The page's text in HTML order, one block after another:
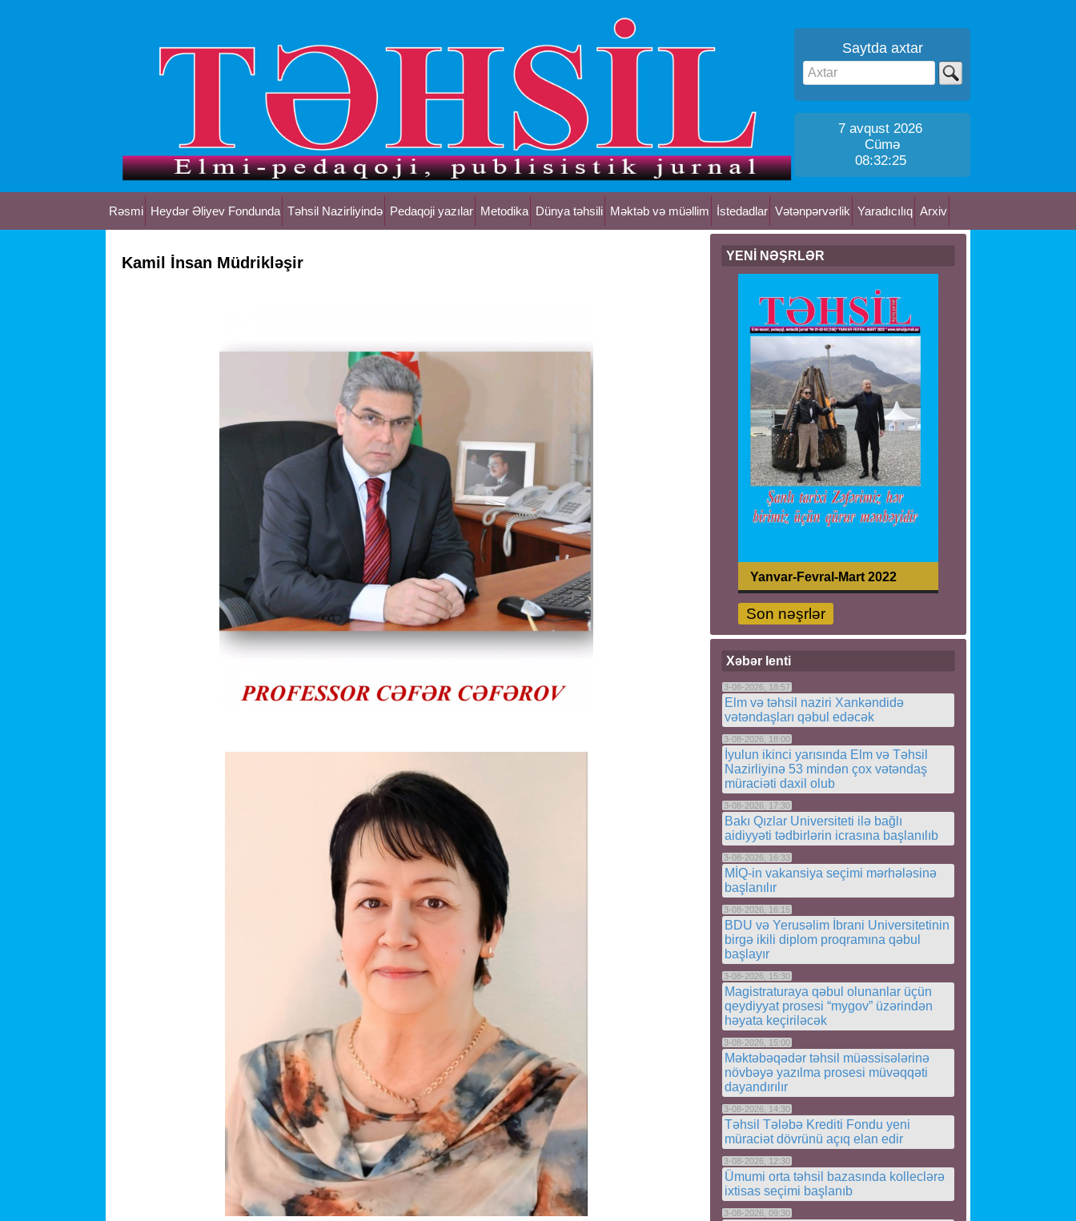
Saytda axtar
7 avqust 2026
Cümə
08:32:26
Rəsmi Heydər Əliyev Fondunda Təhsil Nazirliyində Pedaqoji yazılar Metodika Dünya təhsili Məktəb və müəllim İstedadlar Vətənpərvərlik Yaradıcılıq Arxiv
Kamil İnsan Müdrikləşir YENİ NƏŞRLƏR
Yanvar-Fevral-Mart 2022
Son nəşrlər
Xəbər lenti
3-08-2026, 18:57
Elm və təhsil naziri Xankəndidə
vətəndaşları qəbul edəcək
3-08-2026, 18:00
İyulun ikinci yarısında Elm və Təhsil
Nazirliyinə 53 mindən çox vətəndaş
müraciəti daxil olub
3-08-2026, 17:30
Bakı Qızlar Universiteti ilə bağlı
aidiyyəti tədbirlərin icrasına başlanılıb
3-08-2026, 16:33
MİQ-in vakansiya seçimi mərhələsinə
başlanılır
3-08-2026, 16:15
BDU və Yerusəlim İbrani Universitetinin
birgə ikili diplom proqramına qəbul
başlayır
3-08-2026, 15:30
Magistraturaya qəbul olunanlar üçün
qeydiyyat prosesi “mygov” üzərindən
həyata keçiriləcək
3-08-2026, 15:00
Məktəbəqədər təhsil müəssisələrinə
növbəyə yazılma prosesi müvəqqəti
dayandırılır
3-08-2026, 14:30
Təhsil Tələbə Krediti Fondu yeni
müraciət dövrünü açıq elan edir
3-08-2026, 12:30
Ümumi orta təhsil bazasında kolleclərə
ixtisas seçimi başlanıb
3-08-2026, 09:30